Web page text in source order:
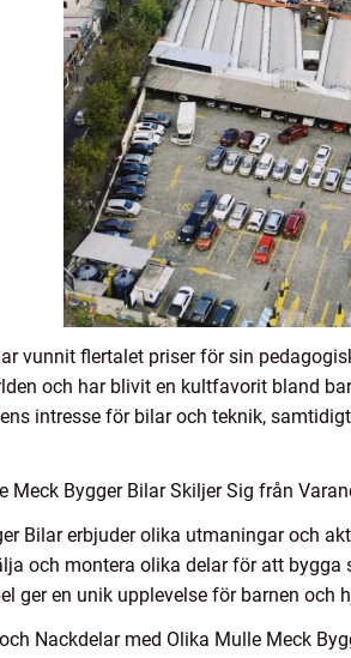
vunnit flertalet priser för sin
och har blivit en kultfavorit bland
intresse för bilar och teknik,
Meck Bygger Bilar Skiljer Sig från
Bilar erbjuder olika utmaningar och
och montera olika delar för att
ger en unik upplevelse för barnen
Nackdelar med Olika Mulle Meck